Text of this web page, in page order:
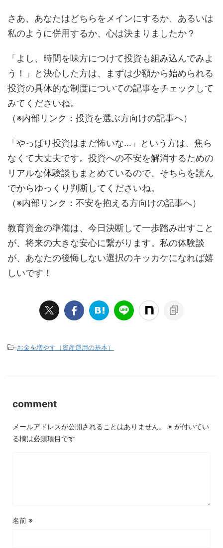
さあ、あなたはどちらをメインにするか、あるいは
私のように併用するか、心は決まりましたか？
「よし、時間を味方につけて投資も組み込んでみよ
う！」と決心した方は、まずは少額から始められる
投資の具体的な制度についての記事をチェックして
みてくださいね。
（※内部リンク：投資を選ぶ方向けの記事へ）
「やっぱり投資はまだ怖いな…」という方は、焦ら
なくて大丈夫です。投資への不安を解消するための
リアルな体験談もまとめているので、そちらを読ん
でからゆっくり判断してくださいね。
（※内部リンク：不安を抱える方向けの記事へ）
教育資金の準備は、今日決断して一歩踏み出すこと
が、将来の大きな安心に繋がります。私の体験談
が、あなたの後悔しない選択のキッカケになれば嬉
しいです！
-お金を増やす（資産運用の基本）
comment
メールアドレスが公開されることはありません。 ※ が付いてい
る欄は必須項目です
名前 ※